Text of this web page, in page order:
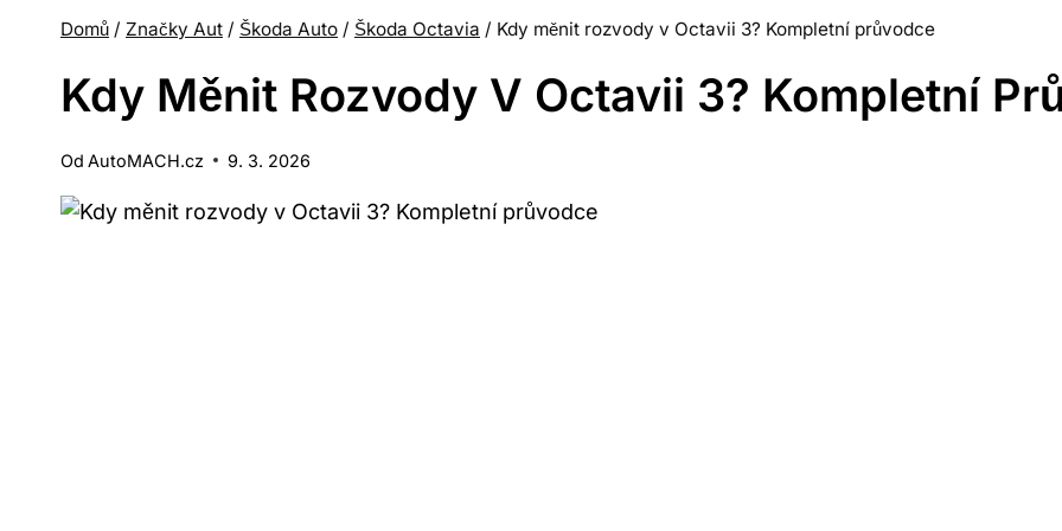
Domů / Značky Aut / Škoda Auto / Škoda Octavia / Kdy měnit rozvody v Octavii 3? Kompletní průvodce
Kdy Měnit Rozvody V Octavii 3? Kompletní
Od AutoMACH.cz 9. 3. 2026